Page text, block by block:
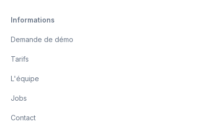
Informations
Demande de démo
Tarifs
L'équipe
Jobs
Contact